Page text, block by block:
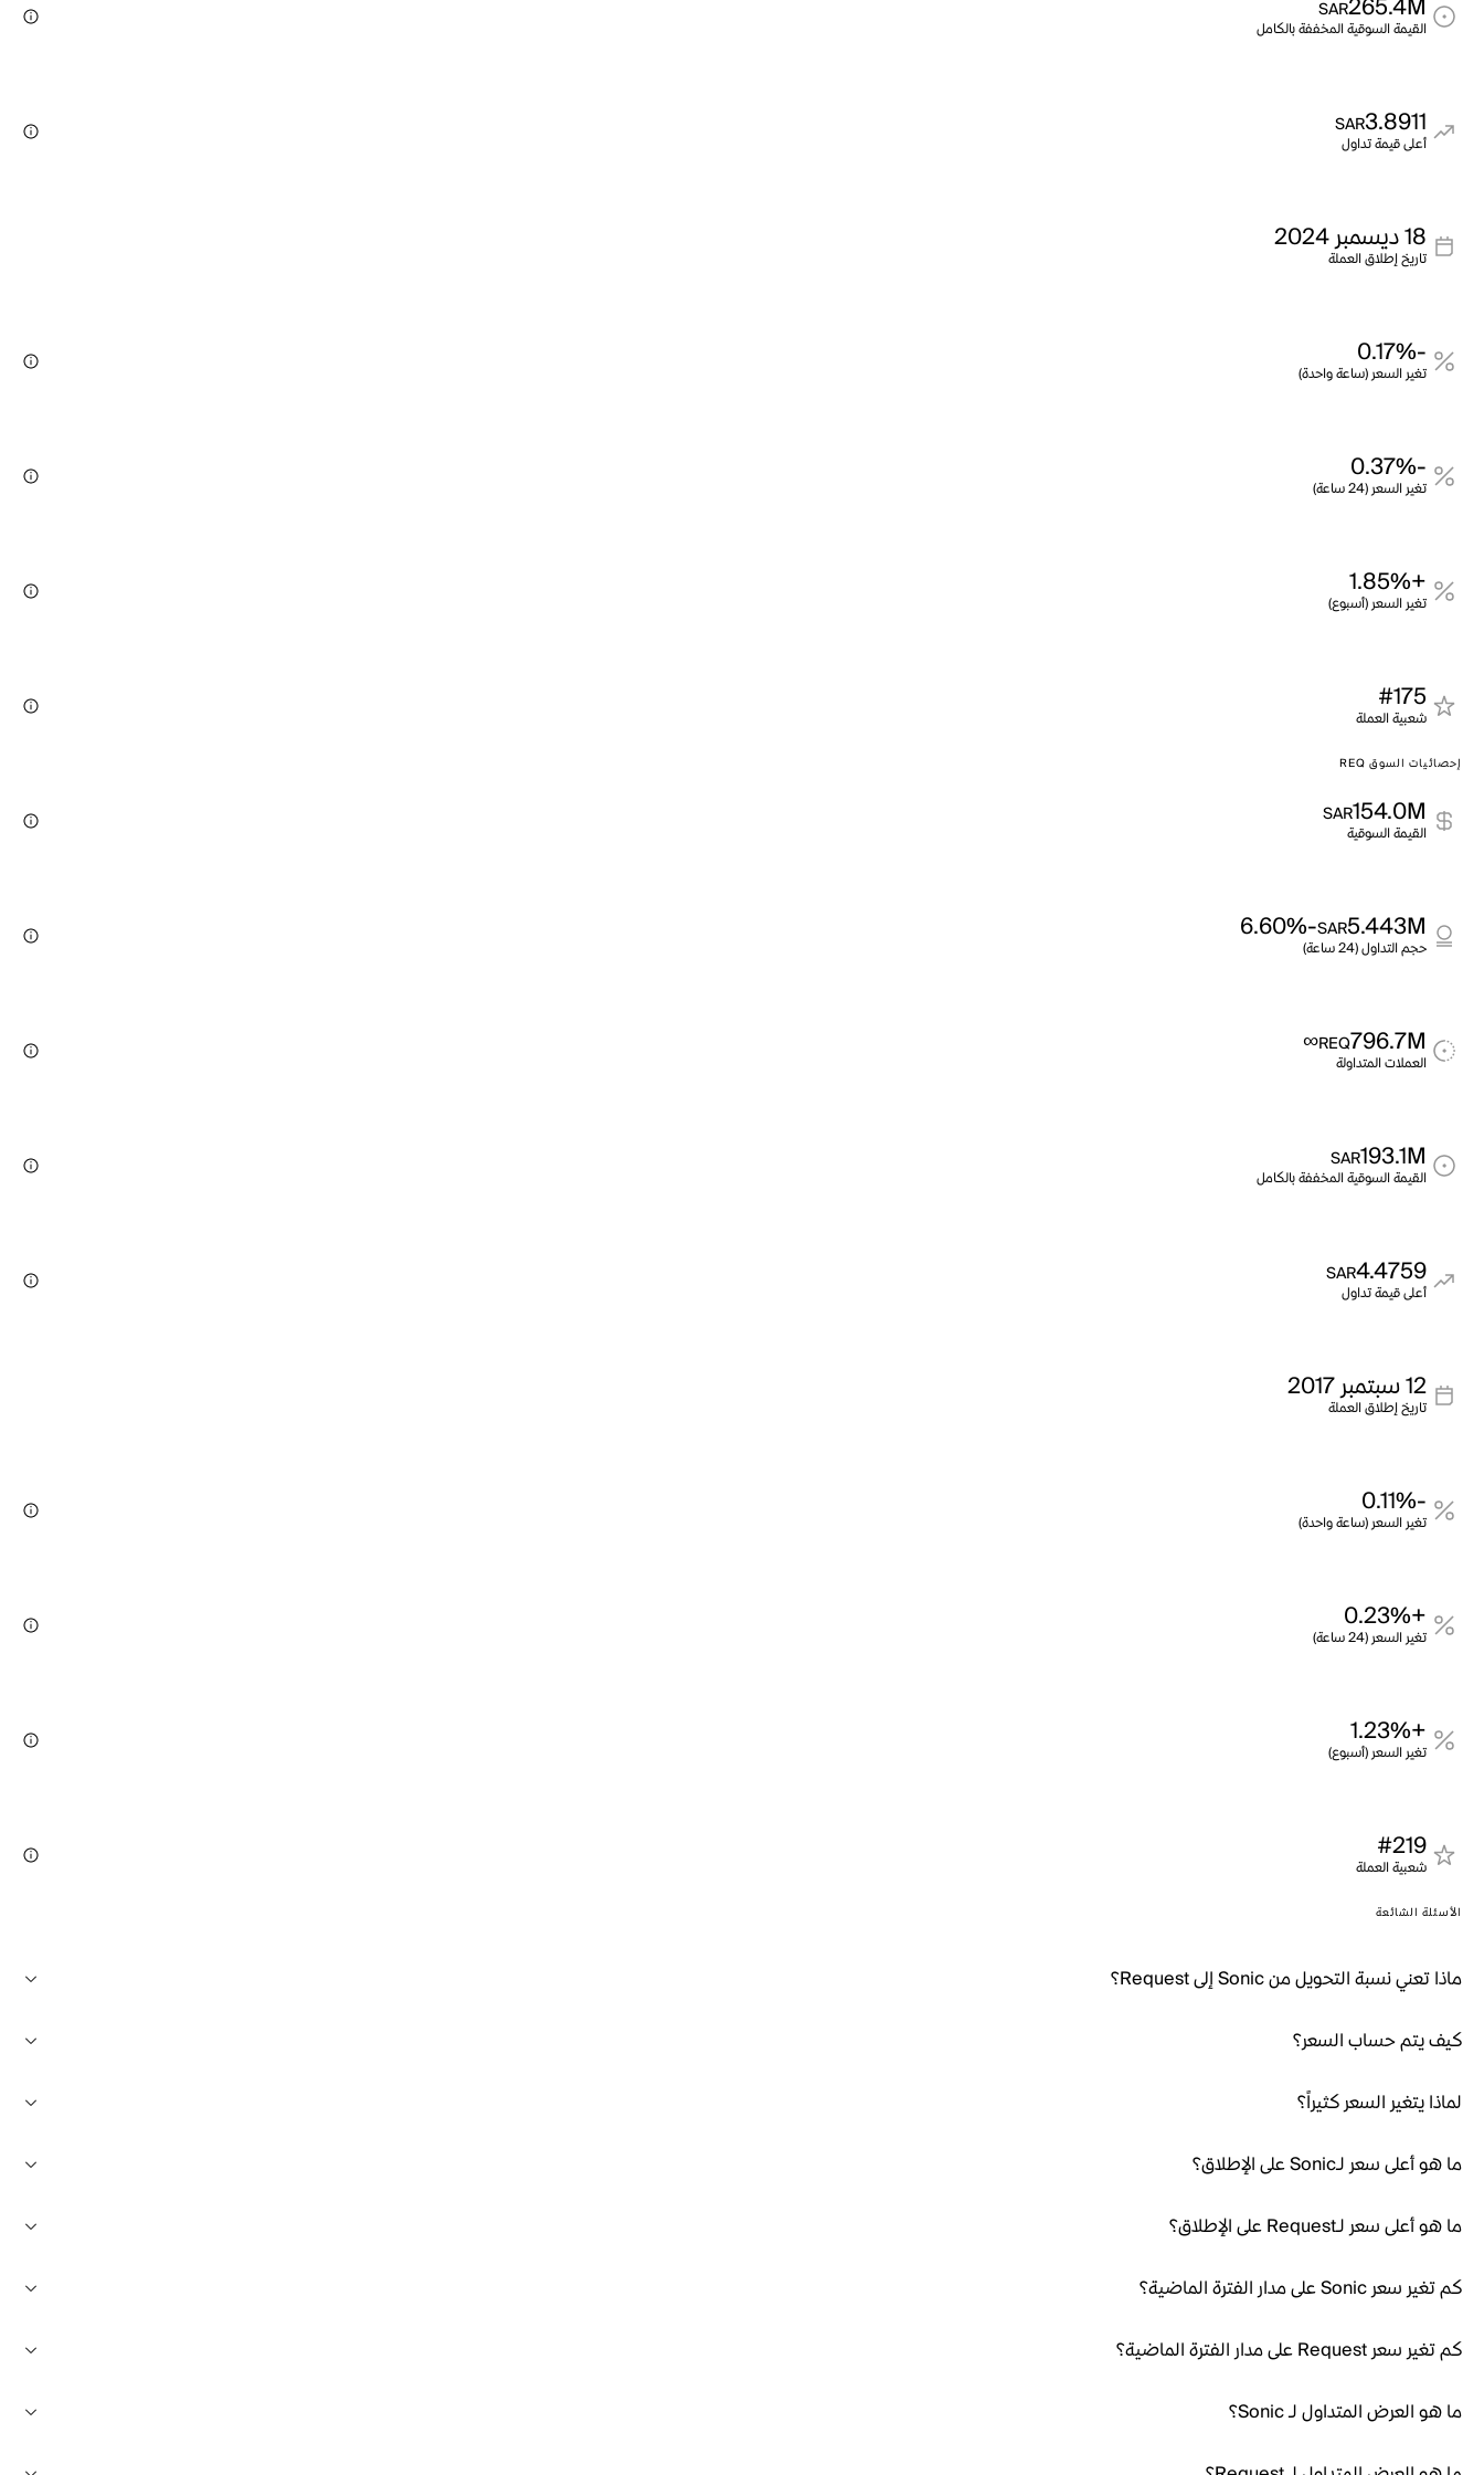
265.4M
SAR
القيمة السوقية المخففة بالكامل
3.8911
SAR
أعلى قيمة تداول
18 ديسمبر 2024
تاريخ إطلاق العملة
-0.17%
تغير السعر (ساعة واحدة)
-0.37%
تغير السعر (24 ساعة)
+1.85%
تغير السعر (أسبوع)
#175
شعبية العملة
إحصائيات السوق REQ
154.0M
SAR
القيمة السوقية
5.443M
SAR
-6.60%
حجم التداول (24 ساعة)
796.7M
REQ
∞
العملات المتداولة
193.1M
SAR
القيمة السوقية المخففة بالكامل
4.4759
SAR
أعلى قيمة تداول
12 سبتمبر 2017
تاريخ إطلاق العملة
-0.11%
تغير السعر (ساعة واحدة)
+0.23%
تغير السعر (24 ساعة)
+1.23%
تغير السعر (أسبوع)
#219
شعبية العملة
الأسئلة الشائعة
ماذا تعني نسبة التحويل من Sonic إلى Request؟
كيف يتم حساب السعر؟
لماذا يتغير السعر كثيراً؟
ما هو أعلى سعر لـSonic على الإطلاق؟
ما هو أعلى سعر لـRequest على الإطلاق؟
كم تغير سعر Sonic على مدار الفترة الماضية؟
كم تغير سعر Request على مدار الفترة الماضية؟
ما هو العرض المتداول لـ Sonic؟